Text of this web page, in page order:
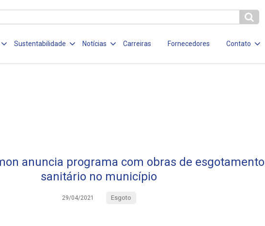
Sustentabilidade Notícias Carreiras Fornecedores Contato
anuncia programa com obras de esgotamento
sanitário no município
29/04/2021 Esgoto